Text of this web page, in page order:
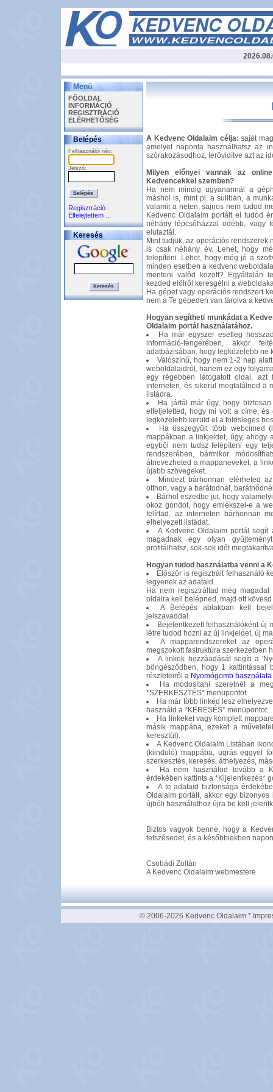
Menü
FŐOLDAL
INFORMÁCIÓ
REGISZTRÁCIÓ
ELÉRHETŐSÉG
Belépés
Felhasználói név:
Jelszó:
Regisztráció
Elfelejtettem ...
Keresés
A Kedvenc Oldalaim célja: saját
amelyet naponta használhatsz az
szórakozásodhoz, lerövidítve azt az
Milyen előnyei vannak az
Kedvencekkel szemben?
Ha nem mindig ugyanannál a
máshol is, mint pl. a suliban, a
valamit a neten, sajnos nem tudod
Kedvenc Oldalaim portált el tudod
néhány lépcsőházzal odébb, vagy
elutaztál.
Mint tudjuk, az operációs
is csak néhány év. Lehet, hogy
telepíteni. Lehet, hogy még jó a
minden esetben a kedvenc
menteni valód között? Egyáltalán
kezded elölről keresgélni a
Ha gépet vagy operációs rendszert
nem a Te gépeden van tárolva a
Hogyan segítheti munkádat a
Oldalaim portál használatához.
Ha már egyszer esetleg
információ-tengerében, akkor
adatbázisában, hogy legközelebb ne
Valószínű, hogy nem 1-2 nap
weboldalaidról, hanem ez egy
egy régebben látogatott oldal,
interneten, és sikerül megtalálnod a
listádra.
Ha jártál már úgy, hogy
elfeljetetted, hogy mi volt a címe,
legközelebb kerüld el a fölösleges
Ha összegyűlt több webcímed
mappákban a linkjeidet, úgy, ahogy
egyből nem tudsz felépíteni egy
rendszerében, bármikor
átnevezheted a mappaneveket, a
újabb szövegeket.
Mindezt bárhonnan elérheted
otthon, vagy a barátodnál,
Bárhol eszedbe jut, hogy
okoz gondot, hogy emlékszel-e a
felírtad, az interneten bárhonnan
elhelyezett listádat.
A Kedvenc Oldalaim portál
magadnak egy olyan
profitálhatsz, sok-sok időt
Hogyan tudod használatba venni a
Először is regisztrált felhasználó
legyenek az adataid.
Ha nem regisztráltad még
oldalra kell belépned, majd ott
A Belépés ablakban kell
jelszavaddal.
Bejelentkezett felhasználóként új
létre tudod hozni az új linkjeidet, új
A mapparendszereket az
megszokott fastruktúra szerkezetben
A linkek hozzáadását segíti a
böngésződben, hogy 1 kattintással
részleteiről a Nyomógomb használata
Ha módosítani szeretnél a
*SZERKESZTÉS* menüpontot.
Ha már több linked lesz
használd a *KERESÉS* menüpontot.
Ha linkeket vagy komplett
másik mappába, ezeket a
keresztül).
A Kedvenc Oldalaim Listában
(kiinduló) mappába, ugrás eggyel
szerkesztés, keresés, áthelyezés,
Ha nem használod tovább a
érdekében kattints a *Kijelentkezés*
A te adataid biztonsága
Oldalaim portált, akkor egy
újbóli használathoz újra be kell
Biztos vagyok benne, hogy a
tetszésedet, és a későbbiekben
Csobádi Zoltán
A Kedvenc Oldalaim webmestere
© 2006-2026 Kedvenc Oldalaim *